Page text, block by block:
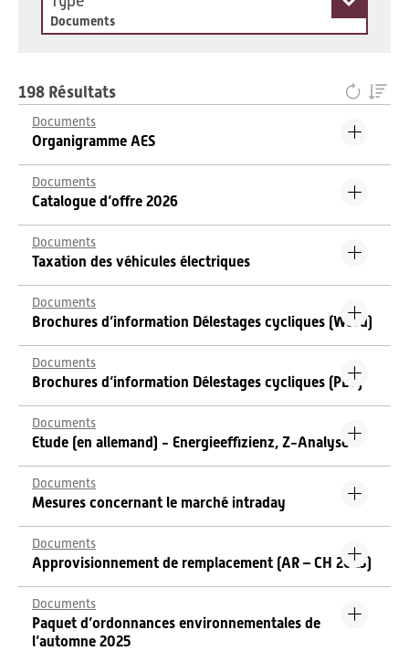
Documents
198 Résultats
Documents
Organigramme AES
Documents
Catalogue d’offre 2026
Documents
Taxation des véhicules électriques
Documents
Brochures d’information Délestages cycliques (Word)
Documents
Brochures d’information Délestages cycliques (PDF)
Documents
Etude (en allemand) - Energieeffizienz, Z-Analyse
Documents
Mesures concernant le marché intraday
Documents
Approvisionnement de remplacement (AR – CH 2023)
Documents
Paquet d’ordonnances environnementales de
l’automne 2025